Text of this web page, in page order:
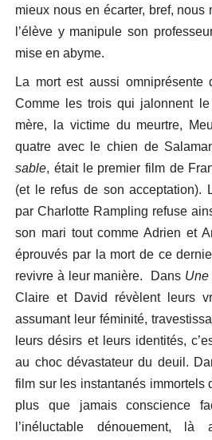
mieux nous en écarter, bref, nous
l’élève y manipule son
mise en abyme.
La mort est aussi omniprésente
Comme les trois qui jalonnent
mère, la victime du meurtre,
quatre avec le chien de
sable, était le premier film de
(et le refus de son acceptation).
par Charlotte Rampling refuse
son mari tout comme Adrien et
éprouvés par la mort de ce
revivre à leur manière. Dans Une
Claire et David révèlent leurs
assumant leur féminité,
leurs désirs et leurs identités,
au choc dévastateur du deuil.
film sur les instantanés immortels
plus que jamais conscience
l’inéluctable dénouement,